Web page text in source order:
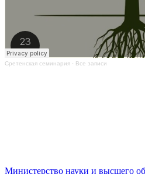
Сретенская семинария · Все записи
Министерство науки и высшего